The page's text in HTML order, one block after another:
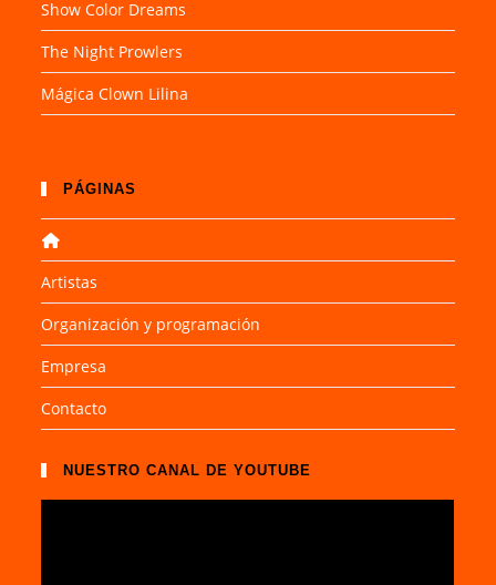
Show Color Dreams
The Night Prowlers
Mágica Clown Lilina
PÁGINAS
Artistas
Organización y programación
Empresa
Contacto
NUESTRO CANAL DE YOUTUBE